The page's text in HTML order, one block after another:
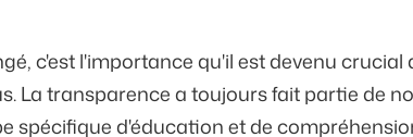
c'est l'importance qu'il est devenu crucial
La transparence a toujours fait partie de
spécifique d'éducation et de